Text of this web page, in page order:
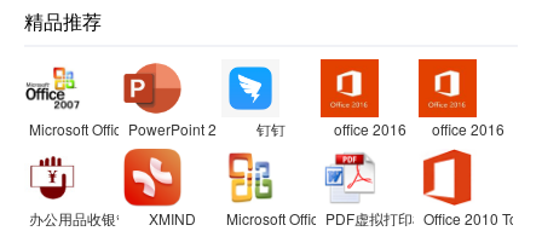
精品推荐
Microsoft Office 2007兼容包
PowerPoint 2007 钉钉 office 2016 office 2016
办公用品收银管理软件XMIND Microsoft Office Visio Professional
PDF虚拟打印机Office 2010